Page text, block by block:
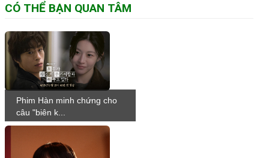
CÓ THỂ BẠN QUAN TÂM
Phim Hàn minh chứng cho
câu "biên k...